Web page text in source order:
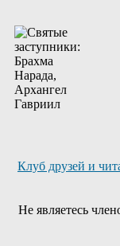
Клуб друзей и
Не являетесь